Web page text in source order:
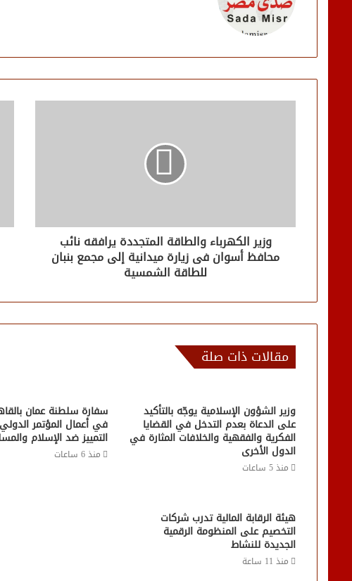
وزير الكهرباء والطاقة المتجددة يرافقه نائب
محافظ أسوان فى زيارة ميدانية إلى مجمع بنبان
للطاقة الشمسية
مقالات ذات صلة
وزير الشؤون الإسلامية يوجّه بالتأكيد
على الدعاة بعدم التدخل في القضايا
الفكرية والفقهية والخلافات المثارة في
الدول الأخرى
منذ 5 ساعات
سفارة سلطنة عمان
في أعمال المؤتمر
التمييز ضد الإسلام
منذ 6 ساعات
هيئة الرقابة المالية تدرب شركات
التخصيم على المنظومة الرقمية
الجديدة للنشاط
منذ 11 ساعة